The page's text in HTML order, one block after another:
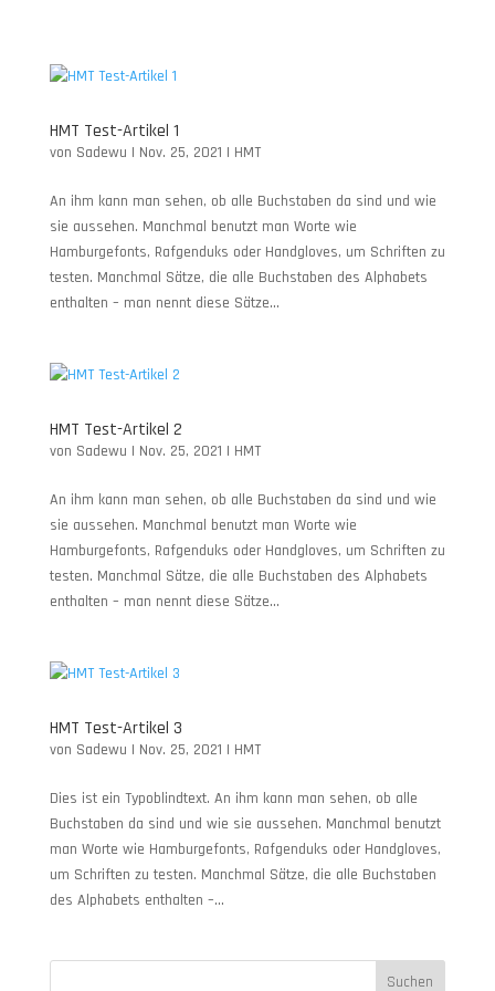
HMT Test-Artikel 1
von Sadewu | Nov. 25, 2021 | HMT
An ihm kann man sehen, ob alle Buchstaben da sind und wie
sie aussehen. Manchmal benutzt man Worte wie
Hamburgefonts, Rafgenduks oder Handgloves, um Schriften zu
testen. Manchmal Sätze, die alle Buchstaben des Alphabets
enthalten – man nennt diese Sätze...
HMT Test-Artikel 2
von Sadewu | Nov. 25, 2021 | HMT
An ihm kann man sehen, ob alle Buchstaben da sind und wie
sie aussehen. Manchmal benutzt man Worte wie
Hamburgefonts, Rafgenduks oder Handgloves, um Schriften zu
testen. Manchmal Sätze, die alle Buchstaben des Alphabets
enthalten – man nennt diese Sätze...
HMT Test-Artikel 3
von Sadewu | Nov. 25, 2021 | HMT
Dies ist ein Typoblindtext. An ihm kann man sehen, ob alle
Buchstaben da sind und wie sie aussehen. Manchmal benutzt
man Worte wie Hamburgefonts, Rafgenduks oder Handgloves,
um Schriften zu testen. Manchmal Sätze, die alle Buchstaben
des Alphabets enthalten –...
Suchen